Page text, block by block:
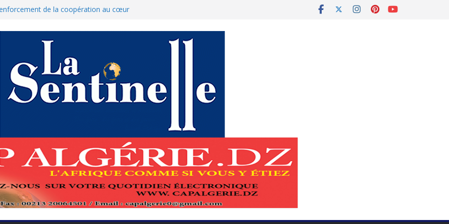
de la coopération au cœur
accélère la reconquête de son tissu
: Le ministère des Finances dément
des nouvelles mesures
pour protéger El-Qods
à-tête diplomatiques en marge du